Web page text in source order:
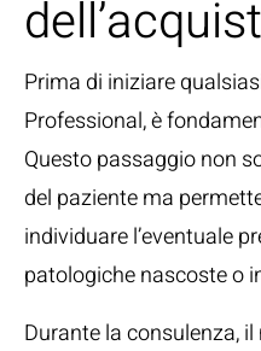
Prima di iniziare
Professional, è
Questo passaggio non
del paziente ma
individuare l’eventuale
patologiche nascoste o
Durante la consulenza,